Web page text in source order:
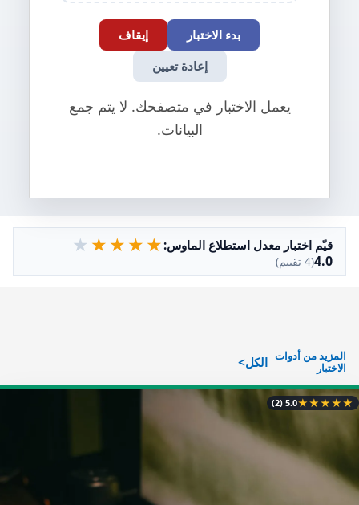
بدء الاختبار
إيقاف
إعادة تعيين
يعمل الاختبار في متصفحك. لا يتم جمع
البيانات.
قيّم اختبار معدل استطلاع الماوس:★
★
★
★
★
4.0(4 تقييم)
المزيد من أدوات
الاختبار
الكل
★
★
★
★
★
5.0
(2)